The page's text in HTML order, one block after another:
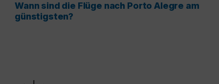
Wann sind die Flüge nach Porto Alegre am
günstigsten?